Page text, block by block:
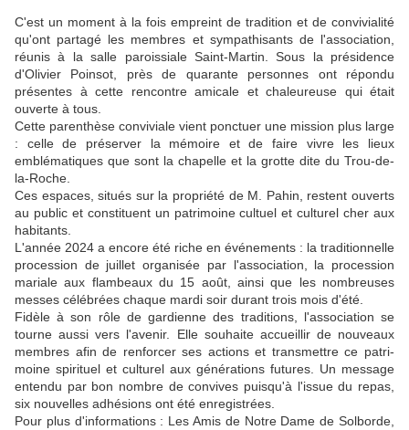
C'est un moment à la fois empreint de tradition et de convivialité
qu'ont partagé les membres et sympathisants de l'association,
réunis à la salle paroissiale Saint-Martin. Sous la présidence
d'Olivier Poinsot, près de quarante personnes ont répondu
présentes à cette ren­contre amicale et chaleureuse qui était
ouverte à tous.
Cette parenthèse conviviale vient ponctuer une mission plus large
: celle de préserver la mémoire et de faire vivre les lieux
emblématiques que sont la cha­pelle et la grotte dite du Trou­-de-
la-Roche.
Ces espaces, situés sur la pro­priété de M. Pahin, restent ou­verts
au public et constituent un patrimoine cultuel et culturel cher aux
habitants.
L'année 2024 a encore été riche en événements : la tradition­nelle
procession de juillet or­ganisée par l'association, la procession
mariale aux flam­beaux du 15 août, ainsi que les nombreuses
messes célébrées chaque mardi soir durant trois mois d'été.
Fidèle à son rôle de gardienne des traditions, l'association se
tourne aussi vers l'avenir. Elle souhaite accueillir de nouveaux
membres afin de renforcer ses actions et transmettre ce patri­
moine spirituel et culturel aux générations futures. Un mes­sage
entendu par bon nombre de convives puisqu'à l'issue du repas,
six nouvelles adhésions ont été enregistrées.
Pour plus d'informations : Les Amis de Notre Dame de Sol­borde,